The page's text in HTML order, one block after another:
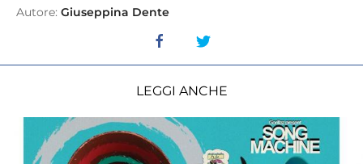
Autore: Giuseppina Dente
LEGGI ANCHE